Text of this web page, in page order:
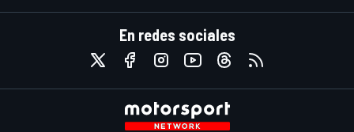
En redes sociales